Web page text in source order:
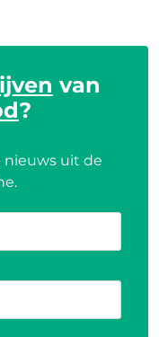
van
?
nieuws uit de